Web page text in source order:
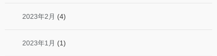
2023年2月 (4)
2023年1月 (1)